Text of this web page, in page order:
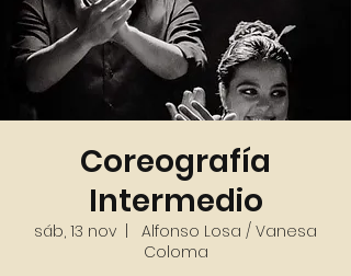
Coreografía
Intermedio
sáb, 13 nov
  |
Alfonso Losa / Vanesa
Coloma